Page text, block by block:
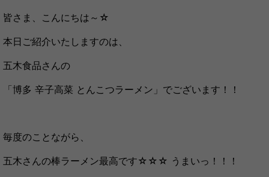
皆さま、こんにちは～☆
本日ご紹介いたしますのは、
五木食品さんの
「博多 辛子高菜 とんこつラーメン」でございます！！
毎度のことながら、
五木さんの棒ラーメン最高です☆☆☆ うまいっ！！！